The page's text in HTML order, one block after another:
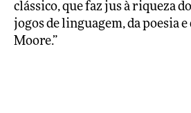
clássico, que faz jus à riqueza
jogos de linguagem, da poesia
Moore.”